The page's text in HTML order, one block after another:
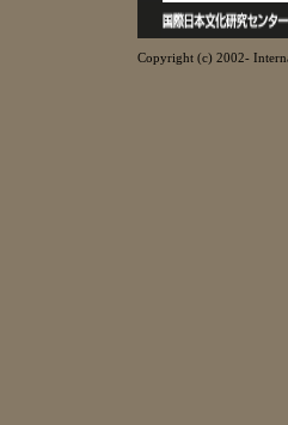
Copyright (c) 2002-